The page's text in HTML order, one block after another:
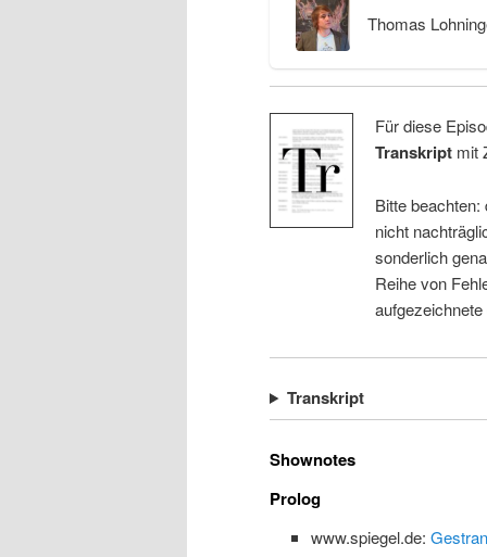
Thomas
Für diese
Transkriptmit
Bitte
nicht
sonderlich
Reihe von
Transkript
Shownotes
Prolog
www.spiegel.de: